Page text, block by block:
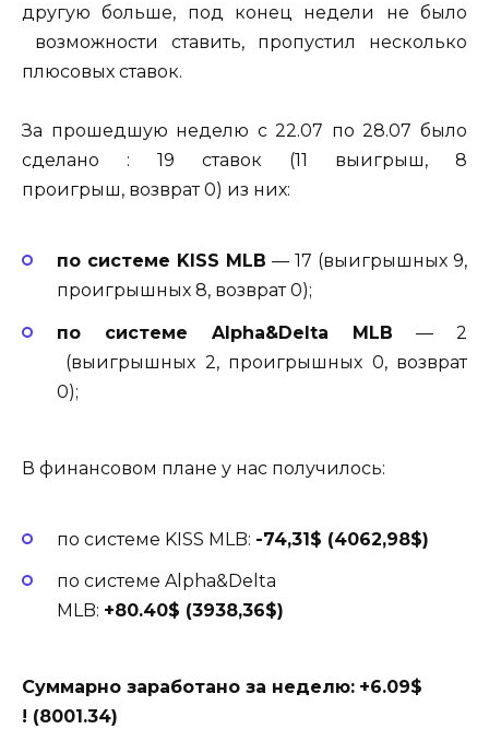
другую больше, под конец недели не было
возможности ставить, пропустил несколько
плюсовых ставок.
За прошедшую неделю с 22.07 по 28.07 было
сделано : 19 ставок (11 выигрыш, 8
проигрыш, возврат 0) из них:
по системе KISS MLB — 17 (выигрышных 9,
проигрышных 8, возврат 0);
по системе Alpha&Delta MLB — 2
(выигрышных 2, проигрышных 0, возврат
0);
В финансовом плане у нас получилось:
по системе KISS MLB: -74,31$ (4062,98$)
по системе Alpha&Delta
MLB: +80.40$ (3938,36$)
Суммарно заработано за неделю: +6.09$
! (8001.34)